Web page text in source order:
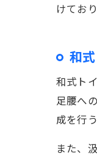
けてお
和
和式ト
足腰へ
成を行
また、